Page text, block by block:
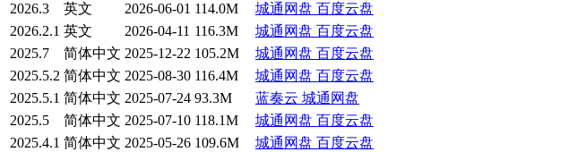
2026.3
英文 2026-06-01 114.0M 城通网盘 百度云盘
2026.2.1 英文 2026-04-11 116.3M 城通网盘 百度云盘
2025.7
简体中文 2025-12-22 105.2M 城通网盘 百度云盘
2025.5.2 简体中文 2025-08-30 116.4M 城通网盘 百度云盘
2025.5.1 简体中文 2025-07-24 93.3M 蓝奏云 城通网盘
2025.5
简体中文 2025-07-10 118.1M 城通网盘 百度云盘
2025.4.1 简体中文 2025-05-26 109.6M 城通网盘 百度云盘